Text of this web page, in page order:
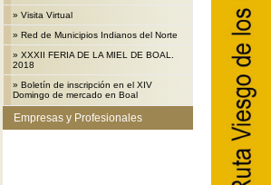
» Visita Virtual
» Red de Municipios Indianos del Norte
» XXXII FERIA DE LA MIEL DE BOAL.
2018
» Boletín de inscripción en el XIV
Domingo de mercado en Boal
Empresas y Profesionales